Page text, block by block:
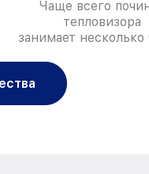
Чаще всего
тепловизора
занимает несколько